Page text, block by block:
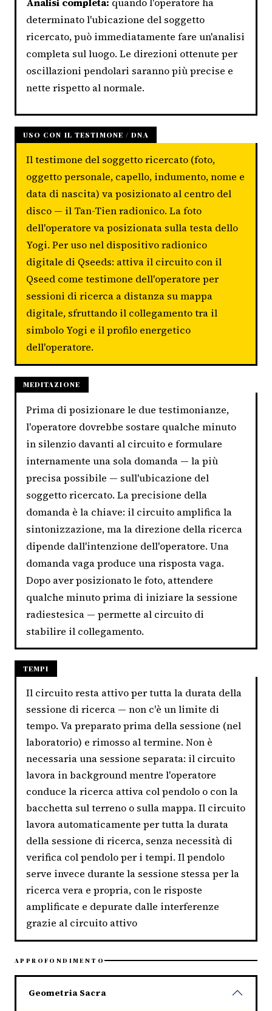
determinato l'ubicazione del soggetto
ricercato, può immediatamente fare un'analisi
completa sul luogo. Le direzioni ottenute per
oscillazioni pendolari saranno più precise e
nette rispetto al normale.
USO CON IL TESTIMONE / DNA
Il testimone del soggetto ricercato (foto,
oggetto personale, capello, indumento, nome e
data di nascita) va posizionato al centro del
disco — il Tan-Tien radionico. La foto
dell'operatore va posizionata sulla testa dello
Yogi. Per uso nel dispositivo radionico
digitale di Qseeds: attiva il circuito con il
Qseed come testimone dell'operatore per
sessioni di ricerca a distanza su mappa
digitale, sfruttando il collegamento tra il
simbolo Yogi e il profilo energetico
dell'operatore.
MEDITAZIONE
Prima di posizionare le due testimonianze,
l'operatore dovrebbe sostare qualche minuto
in silenzio davanti al circuito e formulare
internamente una sola domanda — la più
precisa possibile — sull'ubicazione del
soggetto ricercato. La precisione della
domanda è la chiave: il circuito amplifica la
sintonizzazione, ma la direzione della ricerca
dipende dall'intenzione dell'operatore. Una
domanda vaga produce una risposta vaga.
Dopo aver posizionato le foto, attendere
qualche minuto prima di iniziare la sessione
radiestesica — permette al circuito di
stabilire il collegamento.
TEMPI
Il circuito resta attivo per tutta la durata della
sessione di ricerca — non c'è un limite di
tempo. Va preparato prima della sessione (nel
laboratorio) e rimosso al termine. Non è
necessaria una sessione separata: il circuito
lavora in background mentre l'operatore
conduce la ricerca attiva col pendolo o con la
bacchetta sul terreno o sulla mappa. Il circuito
lavora automaticamente per tutta la durata
della sessione di ricerca, senza necessità di
verifica col pendolo per i tempi. Il pendolo
serve invece durante la sessione stessa per la
ricerca vera e propria, con le risposte
amplificate e depurate dalle interferenze
grazie al circuito attivo
APPROFONDIMENTO
Geometria Sacra